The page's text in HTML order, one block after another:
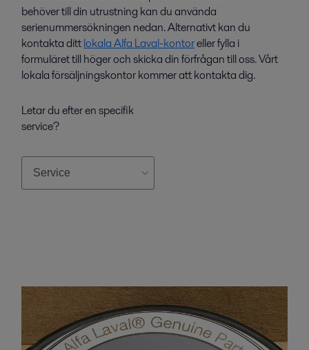
behöver till din utrustning kan du använda
serienummersökningen nedan. Alternativt kan du
kontakta dittlokala Alfa Laval-kontoreller fylla i
formuläret till höger och skicka din förfrågan till oss. Vårt
lokala försäljningskontor kommer att kontakta dig.
Letar du efter en specifik
service?